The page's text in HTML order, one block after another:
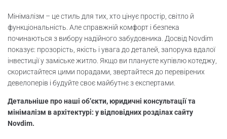
Мінімалізм – це стиль для тих, хто цінує простір, світло й
функціональність. Але справжній комфорт і безпека
починаються з вибору надійного забудовника. Досвід Novdim
показує: прозорість, якість і увага до деталей, запорука вдалої
інвестиції у заміське житло. Якщо ви плануєте купівлю котеджу,
скористайтеся цими порадами, звертайтеся до перевірених
девелоперів і будуйте своє майбутнє з експертами.
Детальніше про наші об’єкти, юридичні консультації та
мінімалізм в архітектурі: у відповідних розділах сайту
Novdim.